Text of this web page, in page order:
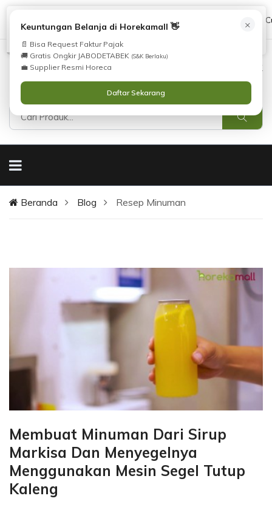
(021) 38783380 08551688000
Masuk
×
Keuntungan Belanja di Horekamall 👋
📄 Bisa Request Faktur Pajak
🚚 Gratis Ongkir JABODETABEK (S&K Berlaku)
💼 Supplier Resmi Horeca
Daftar Sekarang
Beranda Blog Resep Minuman
Membuat Minuman Dari Sirup
Markisa Dan Menyegelnya
Menggunakan Mesin Segel Tutup
Kaleng
i
Silahkan lihatKatalog
kunjungi halaman